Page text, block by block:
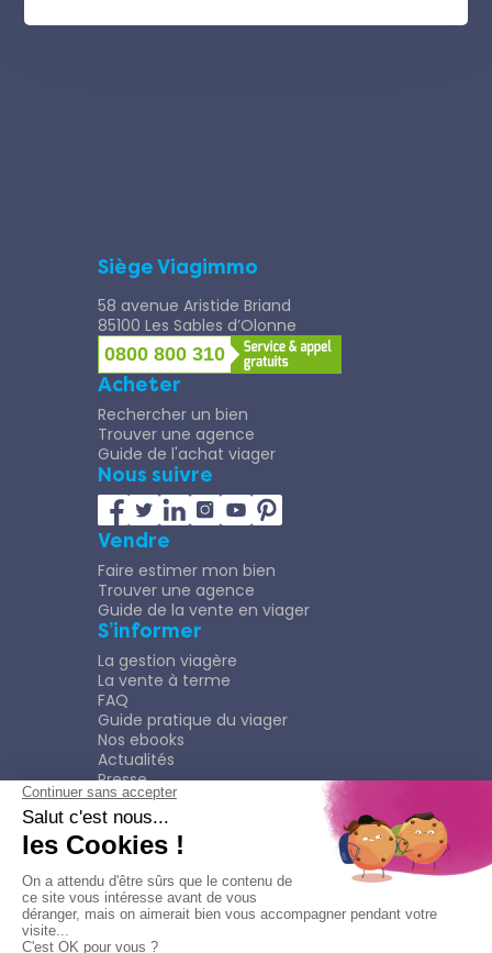
Siège Viagimmo
58 avenue Aristide Briand
85100 Les Sables d’Olonne
0800 800 310
Acheter
Rechercher un bien
Trouver une agence
Guide de l'achat viager
Nous suivre
Vendre
Faire estimer mon bien
Trouver une agence
Guide de la vente en viager
S’informer
La gestion viagère
La vente à terme
FAQ
Guide pratique du viager
Nos ebooks
Actualités
Presse
Rejoindre le Réseau
Nous rejoindre
Plaquette
Confidentialité
Plan du site
Mentions légales
Politique de confidentialité